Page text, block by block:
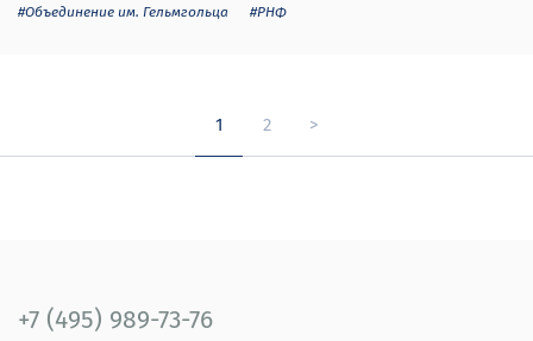
#Объединение им. Гельмгольца
#РНФ
1 2 >
+7 (495) 989-73-76